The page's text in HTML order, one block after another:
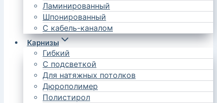
Ламинированный
Шпонированный
С кабель-каналом
Карнизы
Гибкий
С подсветкой
Для натяжных потолков
Дюрополимер
Полистирол